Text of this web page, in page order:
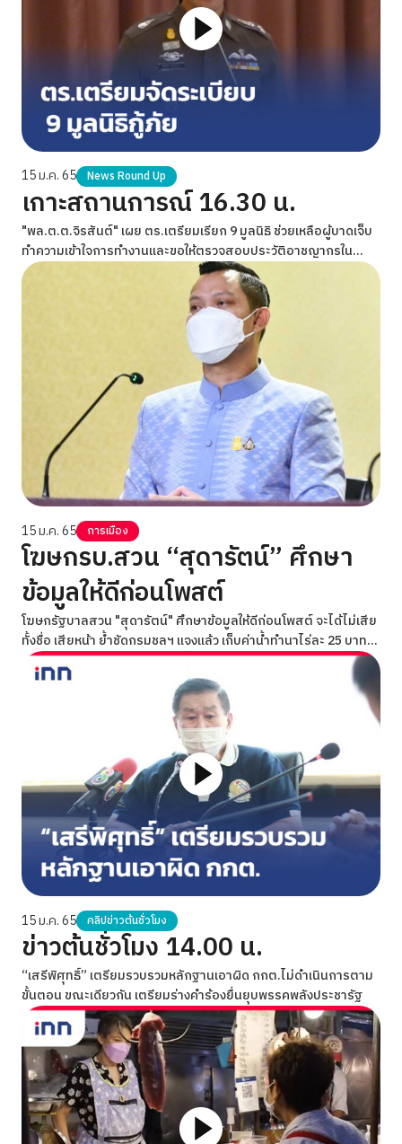
15 ม.ค. 65 News Round Up
เกาะสถานการณ์ 16.30 น.
"พล.ต.ต.จิรสันต์" เผย ตร.เตรียมเรียก 9 มูลนิธิ ช่วยเหลือผู้บาดเจ็บ
ทำความเข้าใจการทำงานและขอให้ตรวจสอบประวัติอาชญากรใน
องค์กรทั้งหมดใหม่ หากมีประวัติต้องให้ออกทันที
15 ม.ค. 65 การเมือง
โฆษกรบ.สวน “สุดารัตน์” ศึกษา
ข้อมูลให้ดีก่อนโพสต์
โฆษกรัฐบาลสวน "สุดารัตน์" ศึกษาข้อมูลให้ดีก่อนโพสต์ จะได้ไม่เสีย
ทั้งชื่อ เสียหน้า ย้ำชัดกรมชลฯ แจงแล้ว เก็บค่าน้ำทำนาไร่ละ 25 บาท/ปี
แค่รับฟังความเห็น ยังไม่ได้เก็บจริง
15 ม.ค. 65 คลิปข่าวต้นชั่วโมง
ข่าวต้นชั่วโมง 14.00 น.
“เสรีพิศุทธิ์” เตรียมรวบรวมหลักฐานเอาผิด กกต.ไม่ดำเนินการตาม
ขั้นตอน ขณะเดียวกัน เตรียมร่างคำร้องยื่นยุบพรรคพลังประชารัฐ